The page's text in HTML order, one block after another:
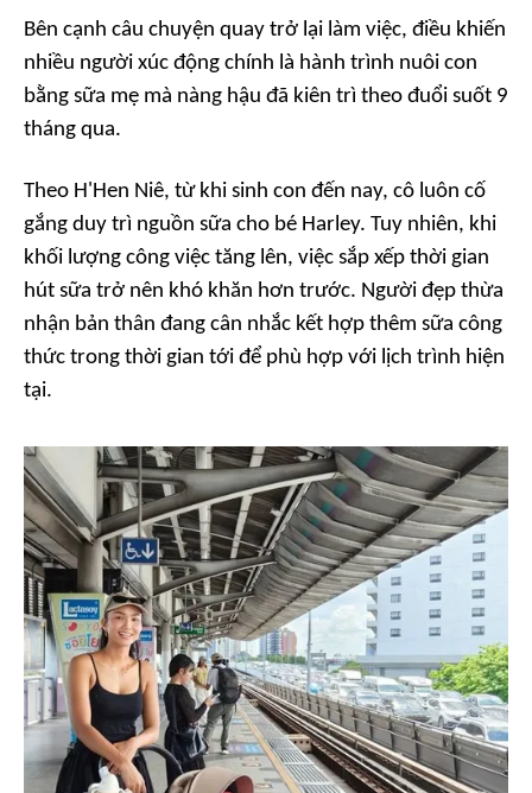
Bên cạnh câu chuyện quay trở lại làm việc, điều khiến
nhiều người xúc động chính là hành trình nuôi con
bằng sữa mẹ mà nàng hậu đã kiên trì theo đuổi suốt 9
tháng qua.
Theo H'Hen Niê, từ khi sinh con đến nay, cô luôn cố
gắng duy trì nguồn sữa cho bé Harley. Tuy nhiên, khi
khối lượng công việc tăng lên, việc sắp xếp thời gian
hút sữa trở nên khó khăn hơn trước. Người đẹp thừa
nhận bản thân đang cân nhắc kết hợp thêm sữa công
thức trong thời gian tới để phù hợp với lịch trình hiện
tại.